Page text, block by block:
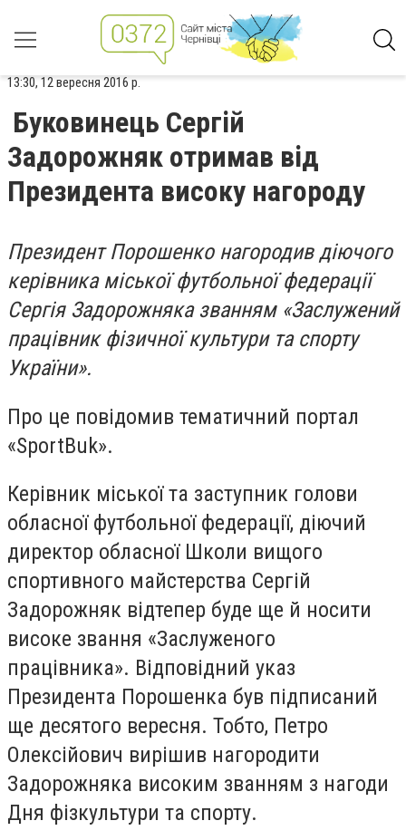
13:30, 12 вересня 2016 р.
Буковинець Сергій
Задорожняк отримав від
Президента високу нагороду
Президент Порошенко нагородив діючого
керівника міської футбольної федерації
Сергія Задорожняка званням «Заслужений
працівник фізичної культури та спорту
України».
Про це повідомив тематичний портал
«SportBuk».
Керівник міської та заступник голови
обласної футбольної федерації, діючий
директор обласної Школи вищого
спортивного майстерства Сергій
Задорожняк відтепер буде ще й носити
високе звання «Заслуженого
працівника». Відповідний указ
Президента Порошенка був підписаний
ще десятого вересня. Тобто, Петро
Олексійович вирішив нагородити
Задорожняка високим званням з нагоди
Дня фізкультури та спорту.